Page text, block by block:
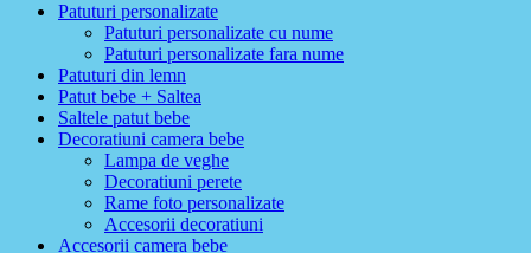
Patuturi personalizate
Patuturi personalizate cu nume
Patuturi personalizate fara nume
Patuturi din lemn
Patut bebe + Saltea
Saltele patut bebe
Decoratiuni camera bebe
Lampa de veghe
Decoratiuni perete
Rame foto personalizate
Accesorii decoratiuni
Accesorii camera bebe